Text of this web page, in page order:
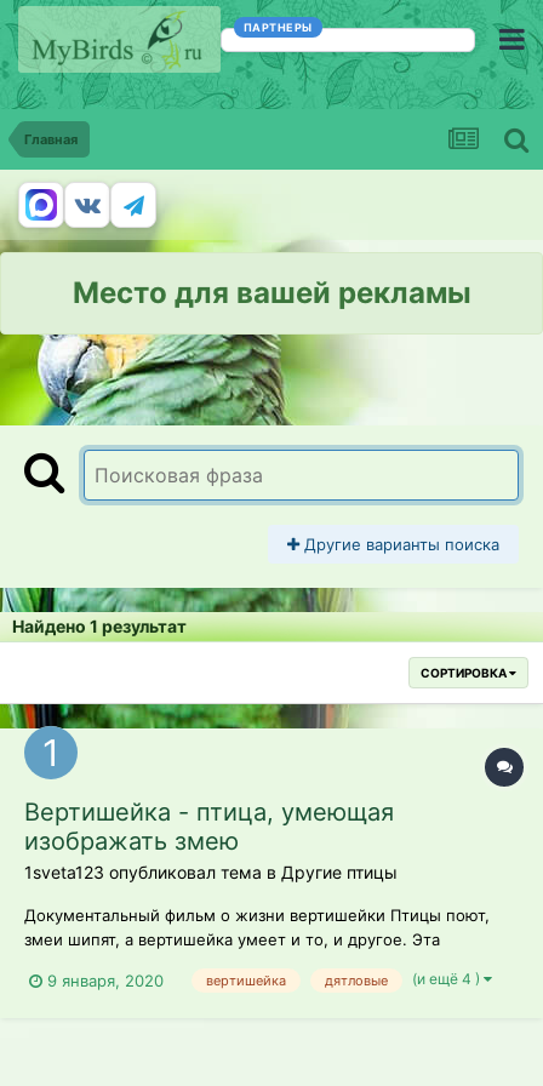
ПАРТНЕРЫ
Главная
Место для вашей рекламы
Другие варианты поиска
Найдено 1 результат
СОРТИРОВКА
Вертишейка - птица, умеющая
изображать змею
1sveta123 опубликовал тема в Другие птицы
Документальный фильм о жизни вертишейки Птицы поют,
змеи шипят, а вертишейка умеет и то, и другое. Эта
Внешне она напоминает воробья, а относится к семейству
9 января, 2020 вертишейка дятловые (и ещё 4 )